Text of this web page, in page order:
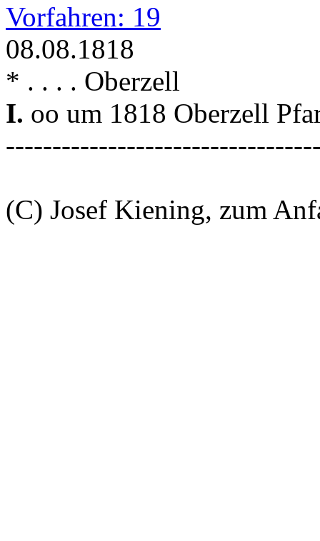
Vorfahren: 19
08.08.1818
* . . . . Oberzell
I. oo um 1818 Oberzell
(C) Josef Kiening, zum